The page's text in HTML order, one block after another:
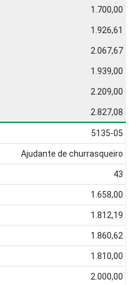
1.700,00
1.926,61
2.067,67
1.939,00
2.209,00
2.827,08
5135-05
Ajudante de churrasqueiro
43
1.658,00
1.812,19
1.860,62
1.810,00
2.000,00